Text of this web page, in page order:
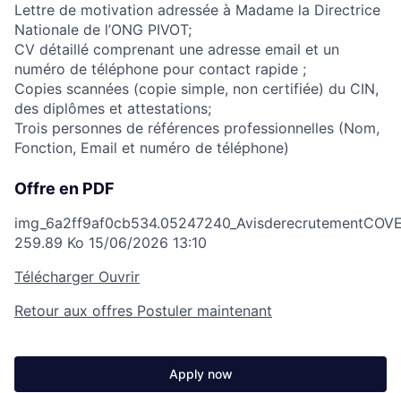
Lettre de motivation adressée à Madame la Directrice
Nationale de l’ONG PIVOT;
CV détaillé comprenant une adresse email et un
numéro de téléphone pour contact rapide ;
Copies scannées (copie simple, non certifiée) du CIN,
des diplômes et attestations;
Trois personnes de références professionnelles (Nom,
Fonction, Email et numéro de téléphone)
Offre en PDF
259.89 Ko 15/06/2026 13:10
Télécharger Ouvrir
Retour aux offres Postuler maintenant
Apply now